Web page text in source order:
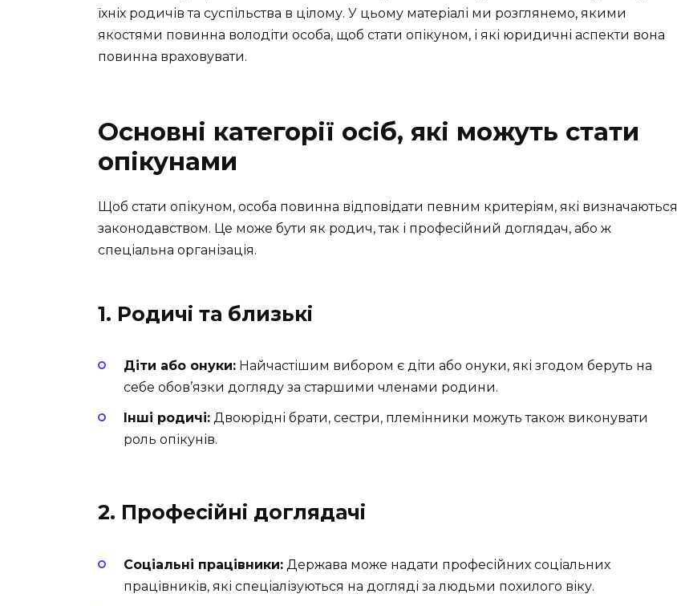
їхніх родичів та суспільства в цілому. У цьому матеріалі ми розглянемо, якими
якостями повинна володіти особа, щоб стати опікуном, і які юридичні аспекти вона
повинна враховувати.
Основні категорії осіб, які можуть стати
опікунами
Щоб стати опікуном, особа повинна відповідати певним критеріям, які визначаються
законодавством. Це може бути як родич, так і професійний доглядач, або ж
спеціальна організація.
1. Родичі та близькі
Діти або онуки: Найчастішим вибором є діти або онуки, які згодом беруть на
себе обов’язки догляду за старшими членами родини.
Інші родичі: Двоюрідні брати, сестри, племінники можуть також виконувати
роль опікунів.
2. Професійні доглядачі
Соціальні працівники: Держава може надати професійних соціальних
працівників, які спеціалізуються на догляді за людьми похилого віку.